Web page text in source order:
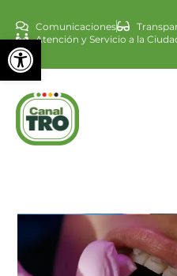
Abrir barra
Comunicaciones
Atención y Servicio a la